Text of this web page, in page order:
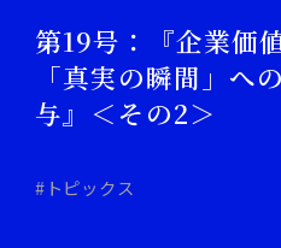
第19号：『企業価
「真実の瞬間」へ
与』＜その2＞
#トピックス